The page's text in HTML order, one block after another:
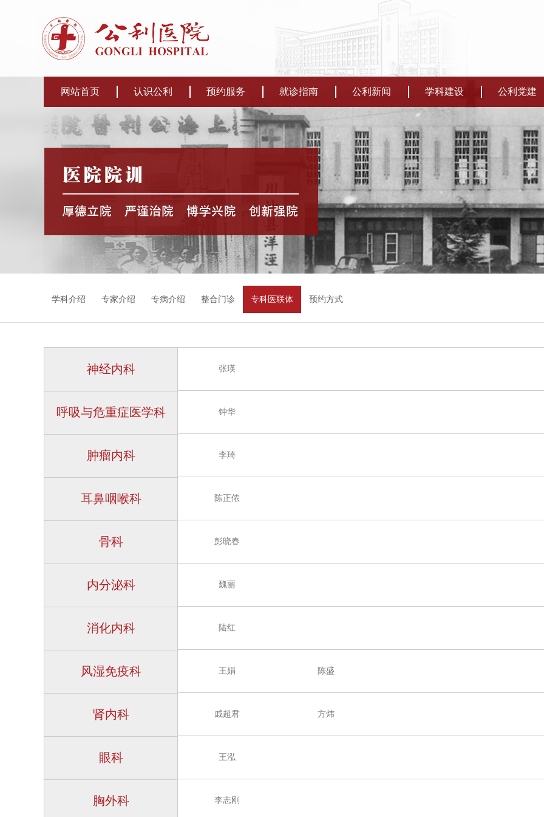
网站首页 认识公利
认识公利
预约服务
学科介绍
专家介绍
专科医联体
就诊指南
门诊信息
来院交通
出入院流程
满意度问卷
公利新闻
资讯速递
公利院报
学科建设
科学研究
教学培训
GCP专栏
上海市重点实验室
研究生教育
导师管理
公利党建
原创视频
时政学习
学科介绍 专家介绍 专病介绍 整合门诊 专科医联体 预约方式
神经内科 张瑛
呼吸与危重症医学科 钟华
肿瘤内科 李琦
耳鼻咽喉科 陈正侬
骨科 彭晓春
内分泌科 魏丽
消化内科 陆红
风湿免疫科 王娟 陈盛
肾内科 戚超君 方炜
眼科 王泓
胸外科 李志刚